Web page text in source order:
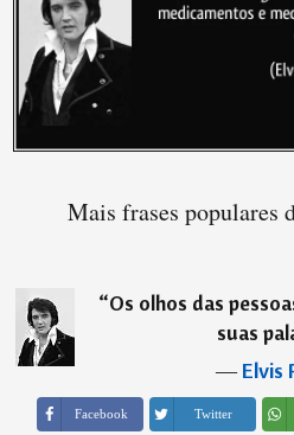
Mais frases populares
“Os olhos das
suas
―Elvis
Facebook Twitter